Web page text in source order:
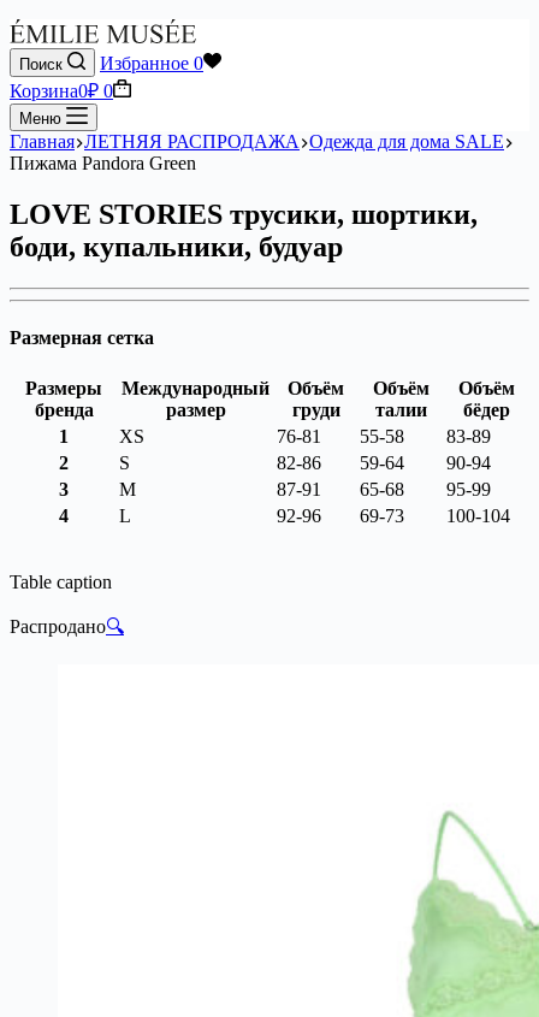
Поиск Избранное 0
Корзина0₽ 0
Меню
Главная ЛЕТНЯЯ РАСПРОДАЖА Одежда для дома SALE
Пижама Pandora Green
LOVE STORIES трусики, шортики,
боди, купальники, будуар
Размерная сетка
Размеры
бренда
Международный
размер
Объём
груди
Объём
талии
Объём
бёдер
1
XS 76-81 55-58
83-89
2
S 82-86 59-64
90-94
3
M 87-91 65-68
95-99
4
L 92-96 69-73 100-104
Table caption
Распродано🔍